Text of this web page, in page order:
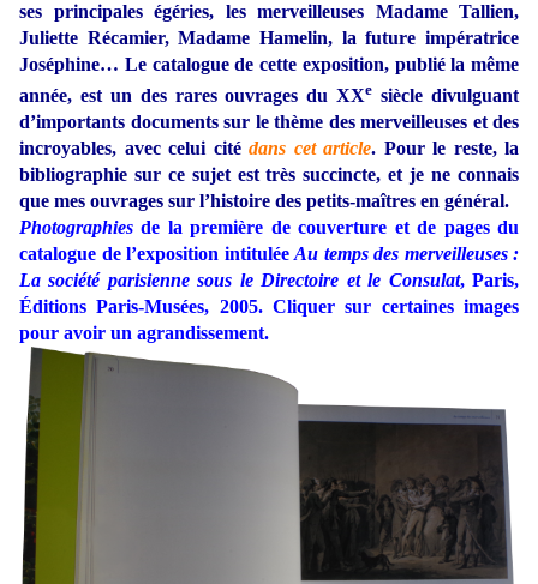
ses principales égéries, les merveilleuses Madame Tallien,
Juliette Récamier, Madame Hamelin, la future impératrice
Joséphine… Le catalogue de cette exposition, publié la même
année, est un des rares ouvrages du XXe siècle divulguant
d’importants documents sur le thème des merveilleuses et des
incroyables, avec celui cité dans cet article. Pour le reste, la
bibliographie sur ce sujet est très succincte, et je ne connais
que mes ouvrages sur l’histoire des petits-maîtres en général.
Photographies de la première de couverture et de pages du
catalogue de l’exposition intitulée Au temps des merveilleuses :
La société parisienne sous le Directoire et le Consulat, Paris,
Éditions Paris-Musées, 2005. Cliquer sur certaines images
pour avoir un agrandissement.